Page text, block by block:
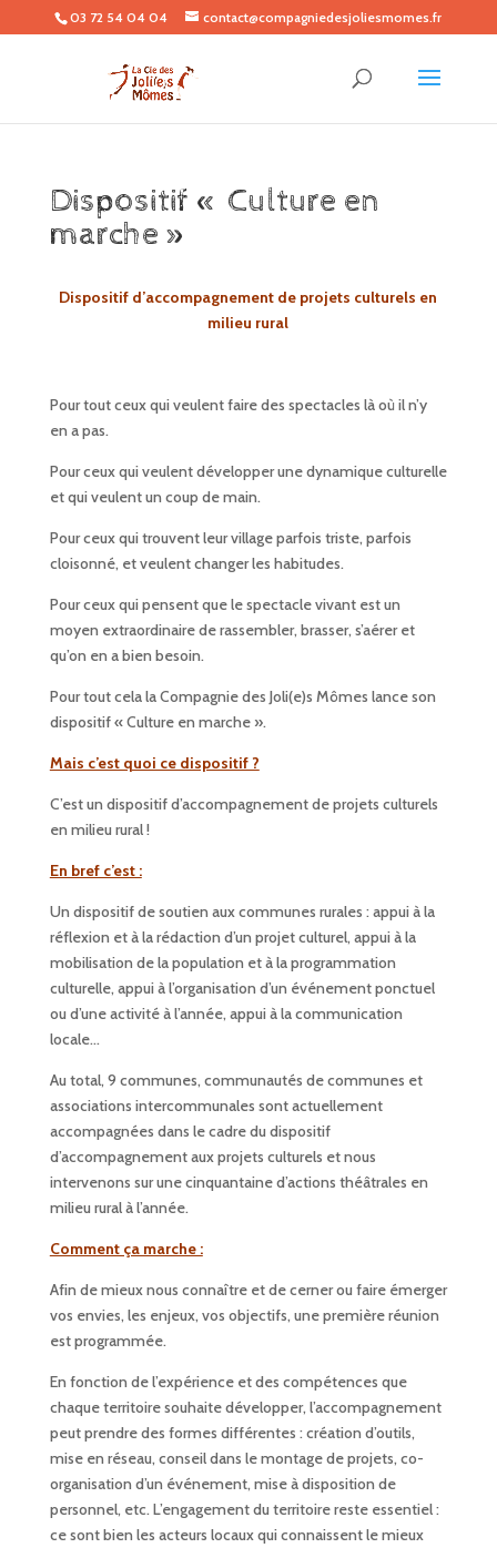
03 72 54 04 04 contact@compagniedesjoliesmomes.fr
Dispositif « Culture en
marche »
Dispositif d’accompagnement de projets culturels en
milieu rural
Pour tout ceux qui veulent faire des spectacles là où il n’y
en a pas.
Pour ceux qui veulent développer une dynamique culturelle
et qui veulent un coup de main.
Pour ceux qui trouvent leur village parfois triste, parfois
cloisonné, et veulent changer les habitudes.
Pour ceux qui pensent que le spectacle vivant est un
moyen extraordinaire de rassembler, brasser, s’aérer et
qu’on en a bien besoin.
Pour tout cela la Compagnie des Joli(e)s Mômes lance son
dispositif « Culture en marche ».
Mais c’est quoi ce dispositif ?
C’est un dispositif d’accompagnement de projets culturels
en milieu rural !
En bref c’est :
Un dispositif de soutien aux communes rurales : appui à la
réflexion et à la rédaction d’un projet culturel, appui à la
mobilisation de la population et à la programmation
culturelle, appui à l’organisation d’un événement ponctuel
ou d’une activité à l’année, appui à la communication
locale…
Au total, 9 communes, communautés de communes et
associations intercommunales sont actuellement
accompagnées dans le cadre du dispositif
d’accompagnement aux projets culturels et nous
intervenons sur une cinquantaine d’actions théâtrales en
milieu rural à l’année.
Comment ça marche :
Afin de mieux nous connaître et de cerner ou faire émerger
vos envies, les enjeux, vos objectifs, une première réunion
est programmée.
En fonction de l’expérience et des compétences que
chaque territoire souhaite développer, l’accompagnement
peut prendre des formes différentes : création d’outils,
mise en réseau, conseil dans le montage de projets, co-
organisation d’un événement, mise à disposition de
personnel, etc. L’engagement du territoire reste essentiel :
ce sont bien les acteurs locaux qui connaissent le mieux